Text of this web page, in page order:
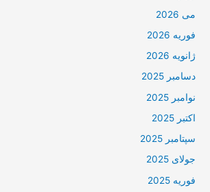
می 2026
فوریه 2026
ژانویه 2026
دسامبر 2025
نوامبر 2025
اکتبر 2025
سپتامبر 2025
جولای 2025
فوریه 2025